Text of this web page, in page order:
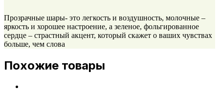
Прозрачные шары- это легкость и воздушность, молочные –
яркость и хорошее настроение, а зеленое, фольгированное
сердце – страстный акцент, который скажет о ваших чувствах
больше, чем слова
Похожие товары